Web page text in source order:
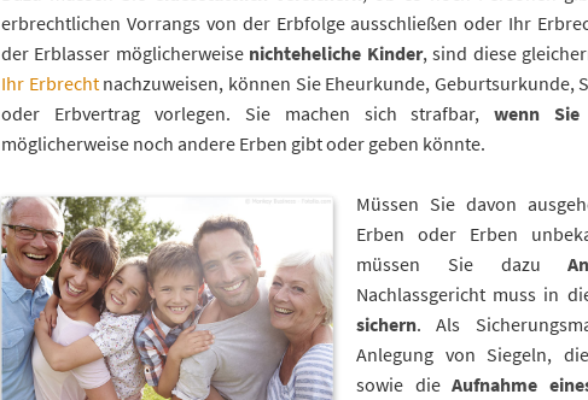
erbrechtlichen Vorrangs von der Erbfolge ausschließen oder Ihr
der Erblasser möglicherweise nichteheliche Kinder, sind diese
Ihr Erbrechtnachzuweisen, können Sie Eheurkunde, Geburtsurkunde,
oder Erbvertrag vorlegen. Sie machen sich strafbar,wenn Sie
möglicherweise noch andere Erben gibt oder geben könnte.
Müssen Sie davon
Erben oder Erben
müssen Sie dazu
Nachlassgericht muss in
sichern. Als
Anlegung von Siegeln,
sowie die Aufnahme